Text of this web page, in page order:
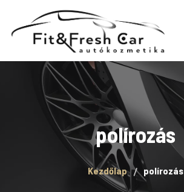
polírozás
Kezdőlap polírozás